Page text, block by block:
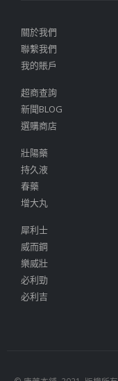
關於我們
聯繫我們
我的賬戶
超商查詢
新聞BLOG
選購商店
壯陽藥
持久液
春藥
增大丸
犀利士
威而鋼
樂威壯
必利勁
必利吉